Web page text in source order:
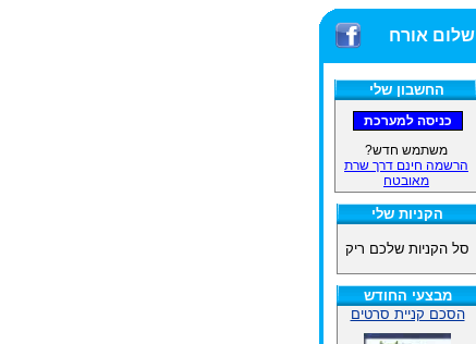
שלום אורח
החשבון שלי
משתמש חדש?
הרשמה חינם דרך שרת
מאובטח
הקניות שלי
סל הקניות שלכם ריק
מבצעי החודש
הסכם קניית סרטים